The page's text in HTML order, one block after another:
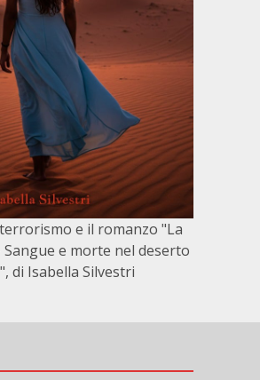
e il romanzo "La
e morte nel deserto
di Isabella Silvestri